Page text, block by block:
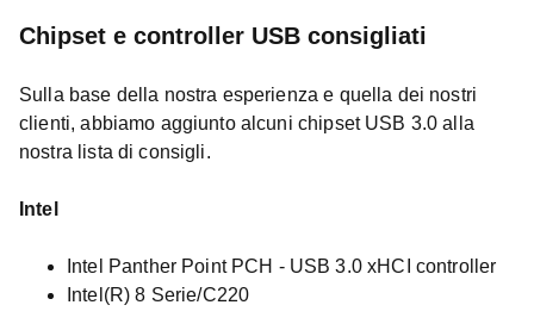
Chipset e controller USB consigliati
Sulla base della nostra esperienza e quella dei nostri
clienti, abbiamo aggiunto alcuni chipset USB 3.0 alla
nostra lista di consigli.
Intel
Intel Panther Point PCH - USB 3.0 xHCI controller
Intel(R) 8 Serie/C220